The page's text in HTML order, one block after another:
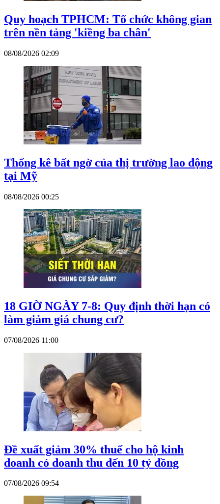
Quy hoạch TPHCM: Tổ chức không gian
trên nền tảng 'kiềng ba chân'
08/08/2026 02:09
Thống kê bất ngờ của thị trường lao động
tại Mỹ
08/08/2026 00:25
18 GIỜ NGÀY 7-8: Quy định thời hạn có
làm giảm giá chung cư?
07/08/2026 11:00
Đề xuất giảm 30% thuế cho hộ kinh
doanh có doanh thu đến 10 tỷ đồng
07/08/2026 09:54